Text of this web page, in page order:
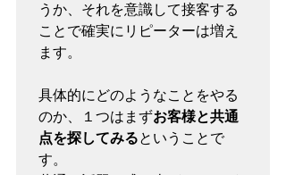
うか、それを意識して接客する
ことで確実にリピーターは増え
ます。
具体的にどのようなことをやる
のか、１つはまずお客様と共通
点を探してみるということで
す。